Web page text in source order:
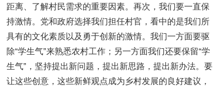
距离、了解村民需求的重要因素。再次，我们要一直保
持激情。党和政府选择我们担任村官，看中的是我们所
具有的文化素质以及勇于创新的激情。我们一方面要驱
除“学生气”来熟悉农村工作；另一方面我们还要保留“学
生气”，坚持提出新问题，提出新思路，提出新办法。要
让这些创意，这些新鲜观点成为乡村发展的良好建议，